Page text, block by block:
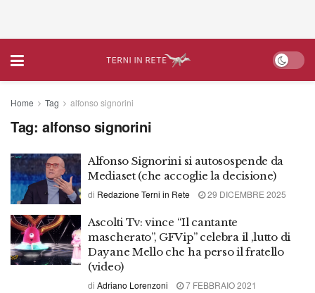
Home Tag alfonso signorini
Tag: alfonso signorini
Alfonso Signorini si autosospende da
Mediaset (che accoglie la decisione)
di Redazione Terni in Rete 29 DICEMBRE 2025
Ascolti Tv: vince “Il cantante
mascherato”, GFVip” celebra il ,lutto di
Dayane Mello che ha perso il fratello
(video)
di Adriano Lorenzoni 7 FEBBRAIO 2021